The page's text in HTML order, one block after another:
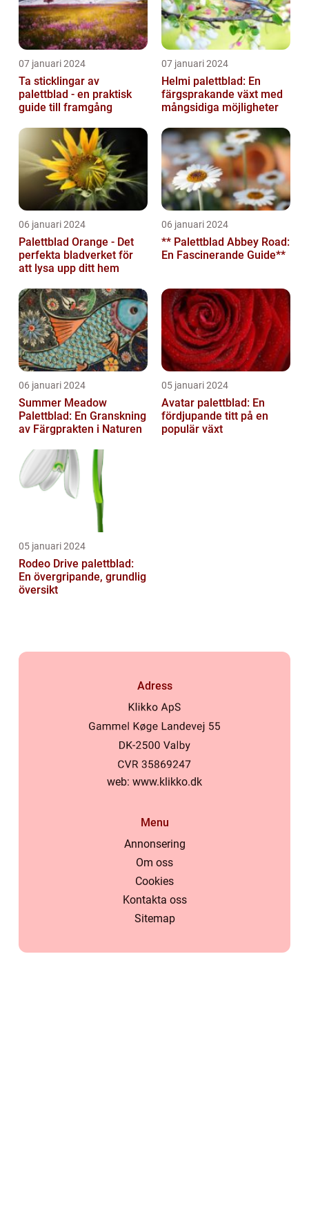
07 januari 2024
Ta sticklingar av
palettblad - en praktisk
guide till framgång
07 januari 2024
Helmi palettblad: En
färgsprakande växt med
mångsidiga möjligheter
06 januari 2024
Palettblad Orange - Det
perfekta bladverket för
att lysa upp ditt hem
06 januari 2024
** Palettblad Abbey Road:
En Fascinerande Guide**
06 januari 2024
Summer Meadow
Palettblad: En Granskning
av Färgprakten i Naturen
05 januari 2024
Avatar palettblad: En
fördjupande titt på en
populär växt
05 januari 2024
Rodeo Drive palettblad:
En övergripande, grundlig
översikt
Adress
web: www.klikko.dk
Menu
Annonsering
Om oss
Cookies
Kontakta oss
Sitemap